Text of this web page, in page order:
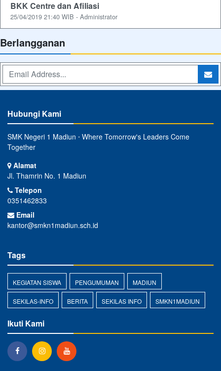
BKK Centre dan Afiliasi
25/04/2019 21:40 WIB - Administrator
Berlangganan
Hubungi Kami
SMK Negeri 1 Madiun ⋅ Where Tomorrow's Leaders Come
Together
Alamat
Jl. Thamrin No. 1 Madiun
Telepon
0351462833
Email
kantor@smkn1madiun.sch.id
Tags
KEGIATAN SISWA PENGUMUMAN MADIUN
SEKILAS-INFO BERITA SEKILAS INFO SMKN1MADIUN
Ikuti Kami